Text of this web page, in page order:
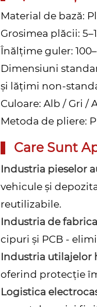
Material de bază:
Grosimea plăcii:
Înălțime guler:
Dimensiuni
și lățimi non-
Culoare: Alb / Gri
Metoda de pliere:
Care Sunt
Industria pieselor
vehicule și
reutilizabile.
Industria de
cipuri și PCB -
Industria utilajelor
oferind protecție
Logistica